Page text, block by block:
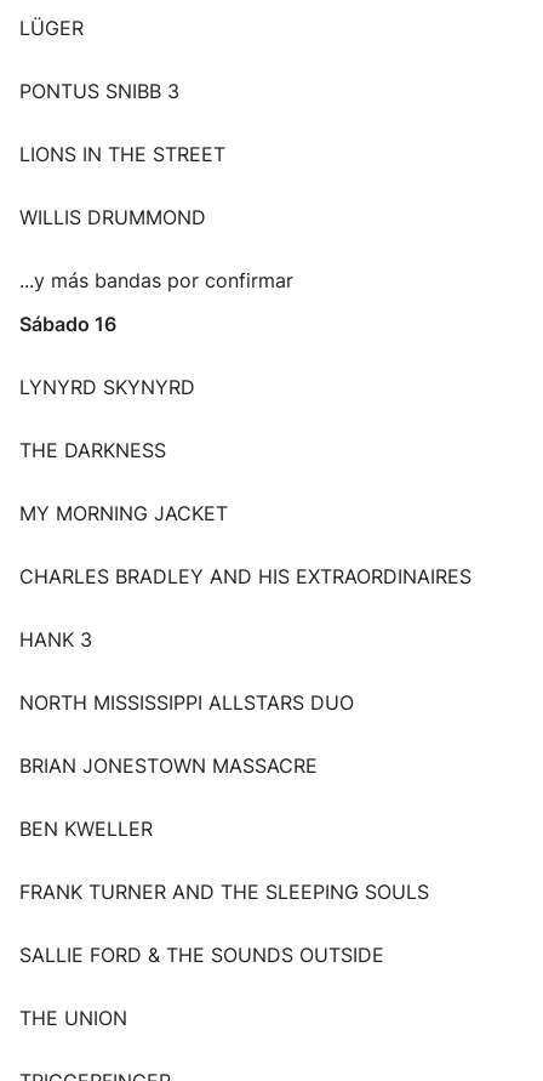
LÜGER
PONTUS SNIBB 3
LIONS IN THE STREET
WILLIS DRUMMOND
...y más bandas por confirmar
Sábado 16
LYNYRD SKYNYRD
THE DARKNESS
MY MORNING JACKET
CHARLES BRADLEY AND HIS EXTRAORDINAIRES
HANK 3
NORTH MISSISSIPPI ALLSTARS DUO
BRIAN JONESTOWN MASSACRE
BEN KWELLER
FRANK TURNER AND THE SLEEPING SOULS
SALLIE FORD & THE SOUNDS OUTSIDE
THE UNION